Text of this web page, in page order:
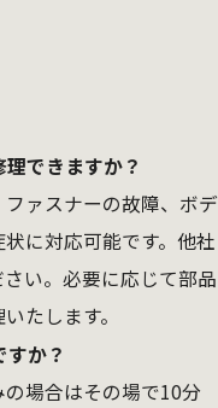
できますか？
ァスナーの故障、ボデ
に対応可能です。他社
い。必要に応じて部品
たします。
か？
場合はその場で10分